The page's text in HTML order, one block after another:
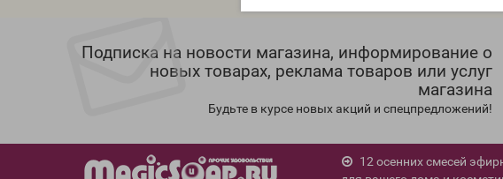
Подписка на новости магазина, информирование о
новых товарах, реклама товаров или услуг
магазина
Будьте в курсе новых акций и спецпредложений!
12 осенних смесей